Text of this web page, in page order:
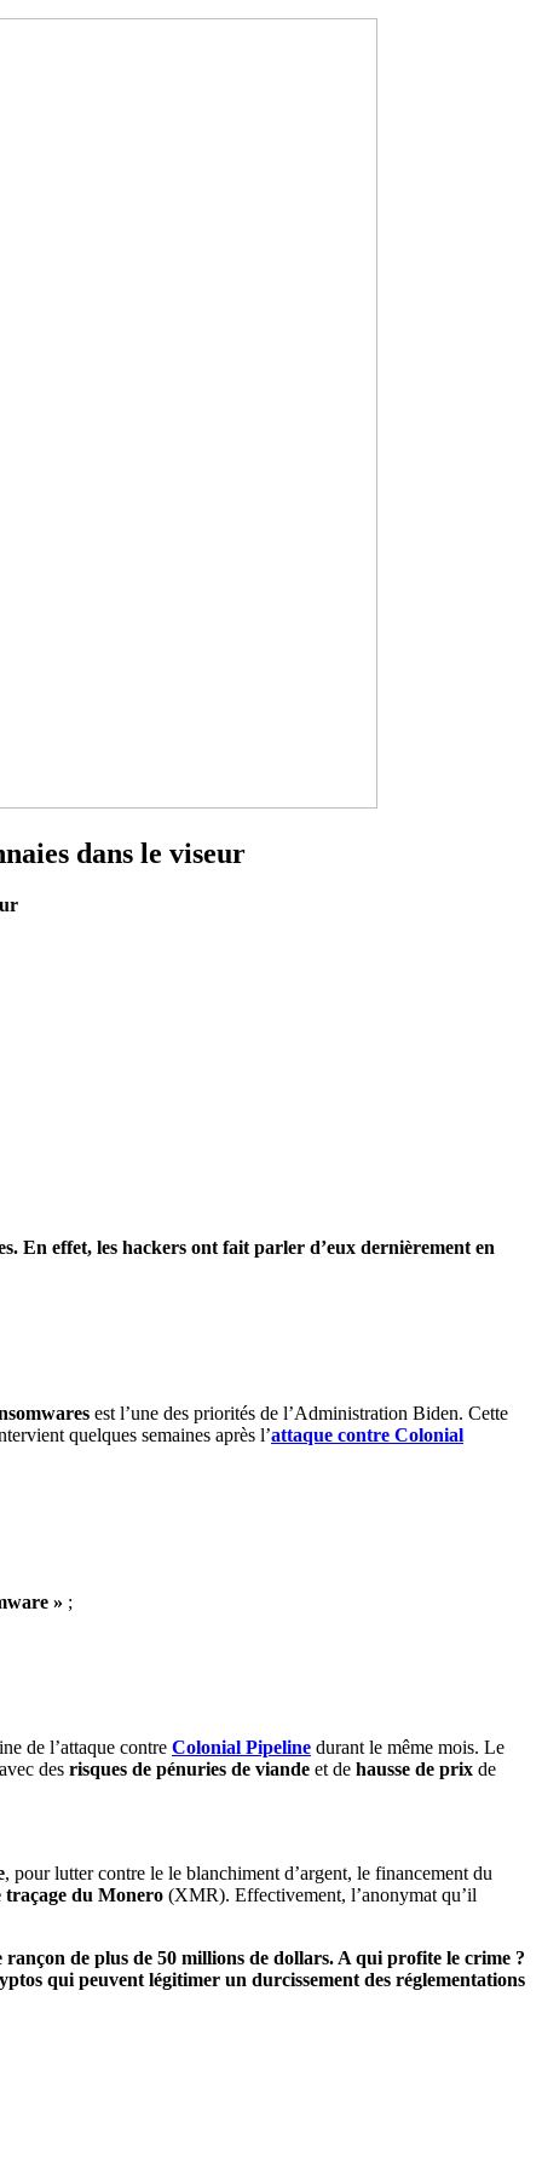
dans le viseur
En effet, les hackers ont fait parler d’eux dernièrement en
est l’une des priorités de l’Administration Biden. Cette
quelques semaines après l’attaque contre Colonial
» ;
de l’attaque contre Colonial Pipeline durant le même mois. Le
des risques de pénuries de viande et de hausse de prix de
, pour lutter contre le le blanchiment d’argent, le financement du
traçage du Monero (XMR). Effectivement, l’anonymat qu’il
de plus de 50 millions de dollars. A qui profite le crime ?
qui peuvent légitimer un durcissement des réglementations